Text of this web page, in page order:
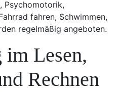
Psychomotorik,
fahren, Schwimmen,
regelmäßig angeboten.
im Lesen,
Rechnen